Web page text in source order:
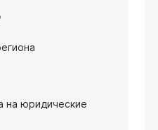
на юридические